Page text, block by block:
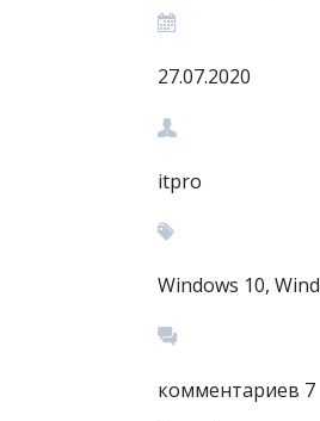
27.07.2020
itpro
Windows 10,
комментариев 7